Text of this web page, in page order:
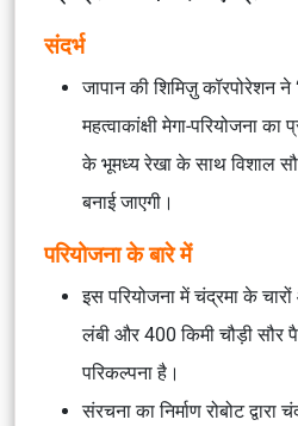
संदर्भ
जापान की शिमिज़ु कॉरपोरेशन
महत्वाकांक्षी मेगा-परियोजना
के भूमध्य रेखा के साथ विशाल
बनाई जाएगी।
परियोजना के बारे में
इस परियोजना में चंद्रमा के
लंबी और 400 किमी चौड़ी सौर
परिकल्पना है।
संरचना का निर्माण रोबोट द्वारा